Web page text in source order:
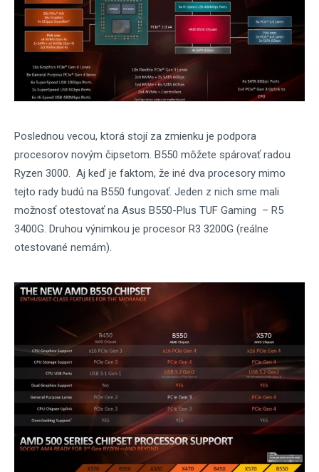
Poslednou vecou, ktorá stojí za zmienku je podpora
procesorov novým čipsetom. B550 môžete spárovať radou
Ryzen 3000. Aj keď je faktom, že iné dva procesory mimo
tejto rady budú na B550 fungovať. Jeden z nich sme mali
možnosť otestovať na Asus B550-Plus TUF Gaming – R5
3400G. Druhou výnimkou je procesor R3 3200G (reálne
otestované nemám).